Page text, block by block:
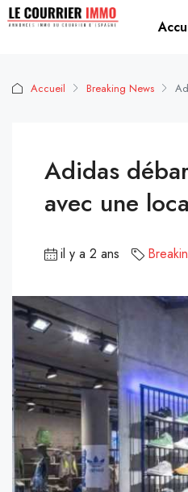
Accueil Breaking News
Adidas
avec une
il y a 2 ans